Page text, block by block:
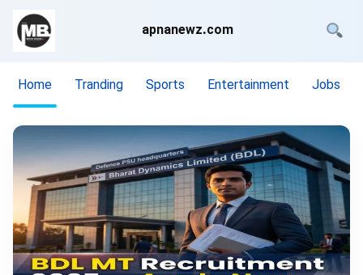
apnanewz.com
Home Tranding Sports Entertainment Jobs